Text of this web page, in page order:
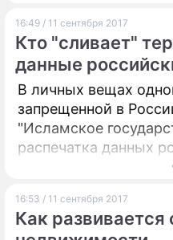
уровня выборов.
"Единой России" в
вызвала удивления и
предсказывалась
считает директор
Дмитрий Фетисов.
16:49 / 11 сентября 2017
Кто "сливает"
данные
В личных вещах
запрещенной в
"Исламское
распечатка данных
добровольцев из
интернет-газете
авторов Денис
16:53 / 11 сентября 2017
Как